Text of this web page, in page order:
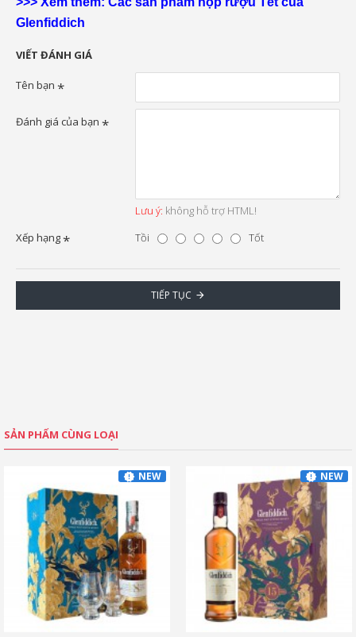
Glenfiddich
VIẾT ĐÁNH GIÁ
Tên bạn
Đánh giá của bạn
Lưu ý: không hỗ trợ HTML!
Xếp hạng
Tồi Tốt
TIẾP TỤC
SẢN PHẨM CÙNG LOẠI
NEW NEW